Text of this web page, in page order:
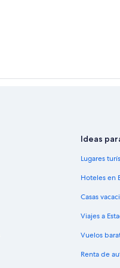
Ideas
Lugares
Hoteles en
Casas
Viajes a
Vuelos
Renta de